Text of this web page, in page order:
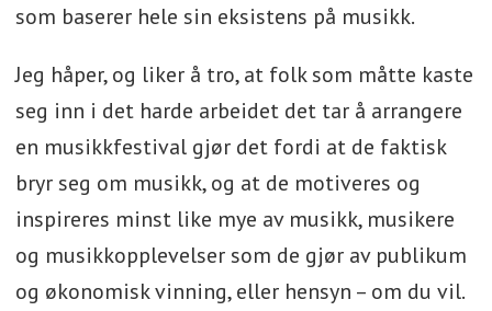
som baserer hele sin eksistens på musikk.
Jeg håper, og liker å tro, at folk som måtte kaste
seg inn i det harde arbeidet det tar å arrangere
en musikkfestival gjør det fordi at de faktisk
bryr seg om musikk, og at de motiveres og
inspireres minst like mye av musikk, musikere
og musikkopplevelser som de gjør av publikum
og økonomisk vinning, eller hensyn – om du vil.